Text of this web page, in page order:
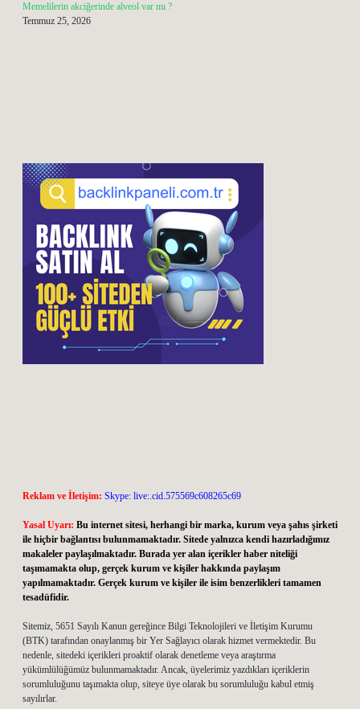
Memelilerin akciğerinde alveol var mı ?
Temmuz 25, 2026
Reklam ve İletişim: Skype: live:.cid.575569c608265c69
Yasal Uyarı: Bu internet sitesi, herhangi bir marka, kurum veya şahıs şirketi
ile hiçbir bağlantısı bulunmamaktadır. Sitede yalnızca kendi hazırladığımız
makaleler paylaşılmaktadır. Burada yer alan içerikler haber niteliği
taşımamakta olup, gerçek kurum ve kişiler hakkında paylaşım
yapılmamaktadır. Gerçek kurum ve kişiler ile isim benzerlikleri tamamen
tesadüfidir.
Sitemiz, 5651 Sayılı Kanun gereğince Bilgi Teknolojileri ve İletişim Kurumu
(BTK) tarafından onaylanmış bir Yer Sağlayıcı olarak hizmet vermektedir. Bu
nedenle, sitedeki içerikleri proaktif olarak denetleme veya araştırma
yükümlülüğümüz bulunmamaktadır. Ancak, üyelerimiz yazdıkları içeriklerin
sorumluluğunu taşımakta olup, siteye üye olarak bu sorumluluğu kabul etmiş
sayılırlar.